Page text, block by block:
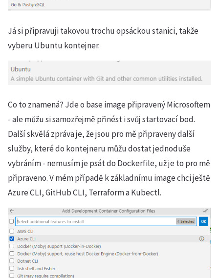
Já si připravuji takovou trochu opsáckou stanici, takže
vyberu Ubuntu kontejner.
Co to znamená? Jde o base image připravený Microsoftem
- ale můžu si samozřejmě přinést i svůj startovací bod.
Další skvělá zpráva je, že jsou pro mě připraveny další
služby, které do kontejneru můžu dostat jednoduše
vybráním - nemusím je psát do Dockerfile, už je to pro mě
připraveno. V mém případě k základnímu image chci ještě
Azure CLI, GitHub CLI, Terraform a Kubectl.